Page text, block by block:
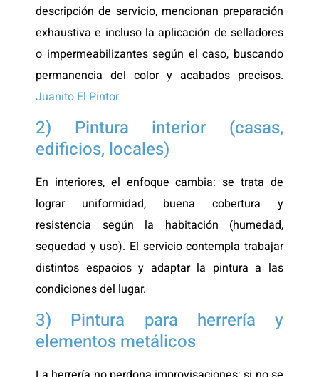
descripción de servicio, mencionan preparación
exhaustiva e incluso la aplicación de selladores
o impermeabilizantes según el caso, buscando
permanencia del color y acabados precisos.
Juanito El Pintor
2) Pintura interior (casas,
edificios, locales)
En interiores, el enfoque cambia: se trata de
lograr uniformidad, buena cobertura y
resistencia según la habitación (humedad,
sequedad y uso). El servicio contempla trabajar
distintos espacios y adaptar la pintura a las
condiciones del lugar.
3) Pintura para herrería y
elementos metálicos